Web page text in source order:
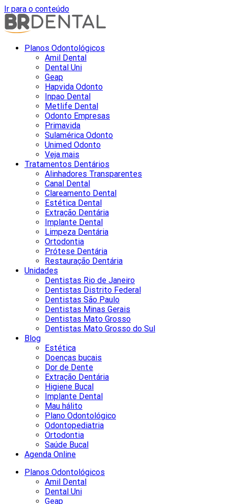
Ir para o conteúdo
Planos Odontológicos
Amil Dental
Dental Uni
Geap
Hapvida Odonto
Inpao Dental
Metlife Dental
Odonto Empresas
Primavida
Sulamérica Odonto
Unimed Odonto
Veja mais
Tratamentos Dentários
Alinhadores Transparentes
Canal Dental
Clareamento Dental
Estética Dental
Extração Dentária
Implante Dental
Limpeza Dentária
Ortodontia
Prótese Dentária
Restauração Dentária
Unidades
Dentistas Rio de Janeiro
Dentistas Distrito Federal
Dentistas São Paulo
Dentistas Minas Gerais
Dentistas Mato Grosso
Dentistas Mato Grosso do Sul
Blog
Estética
Doenças bucais
Dor de Dente
Extração Dentária
Higiene Bucal
Implante Dental
Mau hálito
Plano Odontológico
Odontopediatria
Ortodontia
Saúde Bucal
Agenda Online
Planos Odontológicos
Amil Dental
Dental Uni
Geap